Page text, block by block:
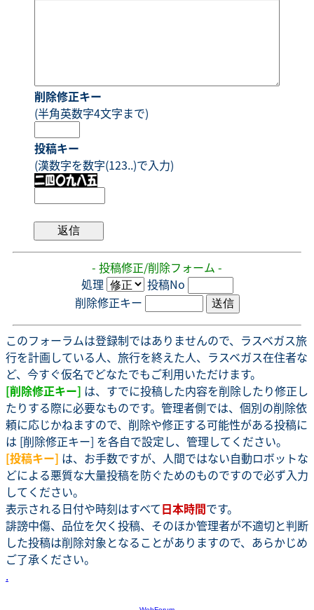
削除修正キー
(半角英数字4文字まで)
投稿キー
(漢数字を数字(123..)で入力)
- 投稿修正/削除フォーム -
処理
投稿No
削除修正キー
このフォーラムは登録制ではありませんので、ラスベガス旅
行を計画している人、旅行を終えた人、ラスベガス在住者な
ど、今すぐ仮名でどなたでもご利用いただけます。
[削除修正キー] は、すでに投稿した内容を削除したり修正し
たりする際に必要なものです。管理者側では、個別の削除依
頼に応じかねますので、削除や修正する可能性がある投稿に
は [削除修正キー] を各自で設定し、管理してください。
[投稿キー] は、お手数ですが、人間ではない自動ロボットな
どによる悪質な大量投稿を防ぐためのものですので必ず入力
してください。
表示される日付や時刻はすべて日本時間です。
誹謗中傷、品位を欠く投稿、そのほか管理者が不適切と判断
した投稿は削除対象となることがありますので、あらかじめ
ご了承ください。
.